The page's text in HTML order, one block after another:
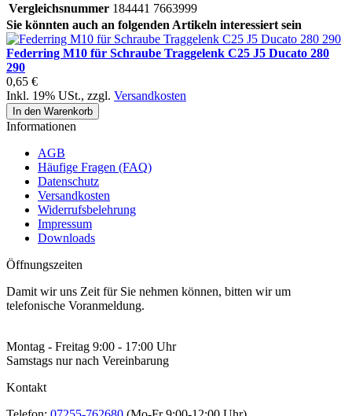
Vergleichsnummer 184441 7663999
Sie könnten auch an folgenden Artikeln interessiert sein
Federring M10 für Schraube Traggelenk C25 J5 Ducato 280
290
0,65 €
Inkl. 19% USt., zzgl. Versandkosten
In den Warenkorb
Informationen
AGB
Häufige Fragen (FAQ)
Datenschutz
Versandkosten
Widerrufsbelehrung
Impressum
Downloads
Öffnungszeiten
Damit wir uns Zeit für Sie nehmen können, bitten wir um
telefonische Voranmeldung.
Montag - Freitag 9:00 - 17:00 Uhr
Samstags nur nach Vereinbarung
Kontakt